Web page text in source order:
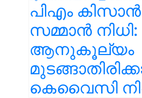
പിഎം കിസാൻ
സമ്മാൻ നിധി:
ആനുകൂല്യം
കെവൈസി